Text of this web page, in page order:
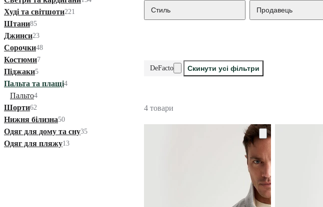
Худі та світшоти221
Штани85
Джинси23
Сорочки48
Костюми7
Піджаки5
Пальта та плащі4
Пальто4
Шорти62
Нижня білизна50
Одяг для дому та сну35
Одяг для пляжу13
Стиль Продавець
DeFacto Скинути усі фільтри
4 товари